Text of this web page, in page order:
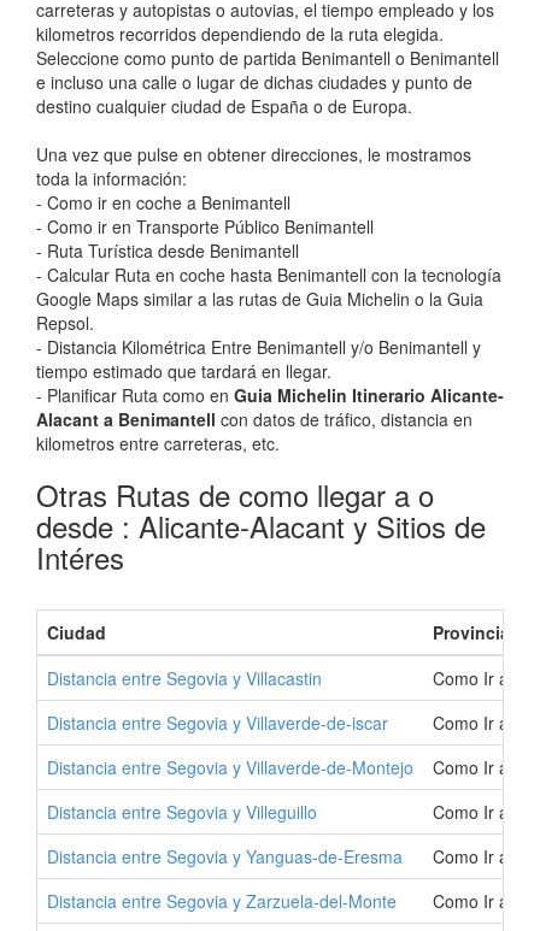
carreteras y autopistas o autovias, el tiempo empleado y los
kilometros recorridos dependiendo de la ruta elegida.
Seleccione como punto de partida Benimantell o Benimantell
e incluso una calle o lugar de dichas ciudades y punto de
destino cualquier ciudad de España o de Europa.
Una vez que pulse en obtener direcciones, le mostramos
toda la información:
- Como ir en coche a Benimantell
- Como ir en Transporte Público Benimantell
- Ruta Turística desde Benimantell
- Calcular Ruta en coche hasta Benimantell con la tecnología
Google Maps similar a las rutas de Guia Michelin o la Guia
Repsol.
- Distancia Kilométrica Entre Benimantell y/o Benimantell y
tiempo estimado que tardará en llegar.
- Planificar Ruta como en Guia Michelin Itinerario Alicante-
Alacant a Benimantell con datos de tráfico, distancia en
kilometros entre carreteras, etc.
Otras Rutas de como llegar a o
desde : Alicante-Alacant y Sitios de
Intéres
Ciudad
Provincia
Distancia entre Segovia y Villacastin
Como Ir a
Distancia entre Segovia y Villaverde-de-iscar
Como Ir a
Distancia entre Segovia y Villaverde-de-Montejo
Como Ir a
Distancia entre Segovia y Villeguillo
Como Ir a
Distancia entre Segovia y Yanguas-de-Eresma
Como Ir a
Distancia entre Segovia y Zarzuela-del-Monte
Como Ir a